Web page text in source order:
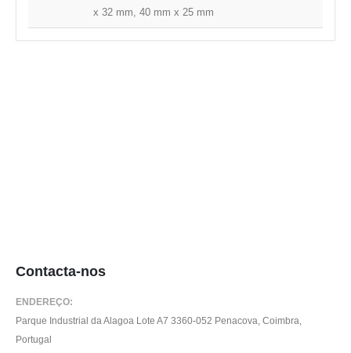
x 32 mm, 40 mm x 25 mm
Contacta-nos
ENDEREÇO:
Parque Industrial da Alagoa Lote A7 3360-052 Penacova, Coimbra,
Portugal